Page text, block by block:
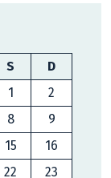
S
D
1
2
8
9
15
16
22
23